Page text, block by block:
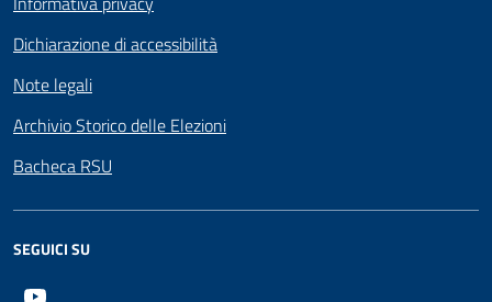
Dichiarazione di accessibilità
Note legali
Archivio Storico delle Elezioni
Bacheca RSU
SEGUICI SU